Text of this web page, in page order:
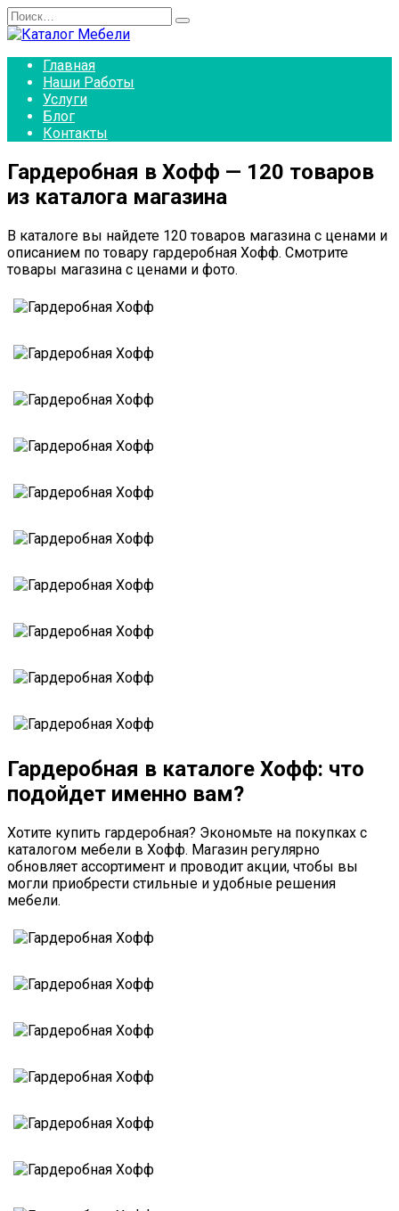
Перейти
к
Search
for:
Главная
Наши Работы
Услуги
Блог
Контакты
Гардеробная в Хофф — 120 товаров
из каталога магазина
В каталоге вы найдете 120 товаров магазина с ценами и
описанием по товару гардеробная Хофф. Смотрите
товары магазина с ценами и фото.
Гардеробная в каталоге Хофф: что
подойдет именно вам?
Хотите купить гардеробная? Экономьте на покупках с
каталогом мебели в Хофф. Магазин регулярно
обновляет ассортимент и проводит акции, чтобы вы
могли приобрести стильные и удобные решения
мебели.